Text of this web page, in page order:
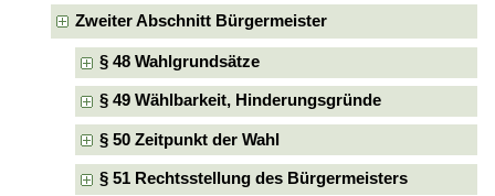
Zweiter Abschnitt Bürgermeister
§ 48 Wahlgrundsätze
§ 49 Wählbarkeit, Hinderungsgründe
§ 50 Zeitpunkt der Wahl
§ 51 Rechtsstellung des Bürgermeisters